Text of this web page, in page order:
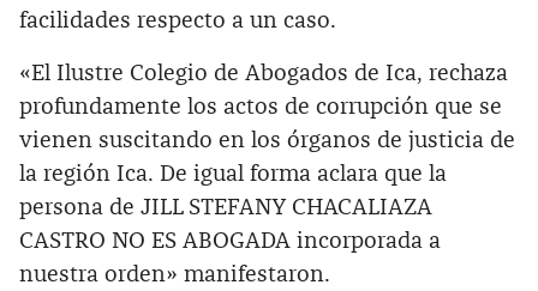
facilidades respecto a un caso.
«El Ilustre Colegio de Abogados de Ica, rechaza
profundamente los actos de corrupción que se
vienen suscitando en los órganos de justicia de
la región Ica. De igual forma aclara que la
persona de JILL STEFANY CHACALIAZA
CASTRO NO ES ABOGADA incorporada a
nuestra orden» manifestaron.